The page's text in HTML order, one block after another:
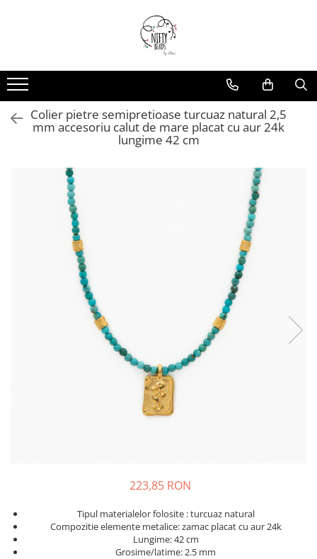
Colier pietre semipretioase turcuaz natural 2,5
mm accesoriu calut de mare placat cu aur 24k
lungime 42 cm
223,85 RON
Tipul materialelor folosite : turcuaz natural
Compozitie elemente metalice: zamac placat cu aur 24k
Lungime: 42 cm
Grosime/latime: 2.5 mm